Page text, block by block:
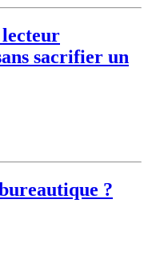
sacrifier un
?